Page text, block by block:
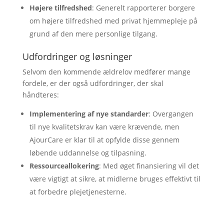
Højere tilfredshed: Generelt rapporterer borgere
om højere tilfredshed med privat hjemmepleje på
grund af den mere personlige tilgang.
Udfordringer og løsninger
Selvom den kommende ældrelov medfører mange
fordele, er der også udfordringer, der skal
håndteres:
Implementering af nye standarder: Overgangen
til nye kvalitetskrav kan være krævende, men
AjourCare er klar til at opfylde disse gennem
løbende uddannelse og tilpasning.
Ressourceallokering: Med øget finansiering vil det
være vigtigt at sikre, at midlerne bruges effektivt til
at forbedre plejetjenesterne.